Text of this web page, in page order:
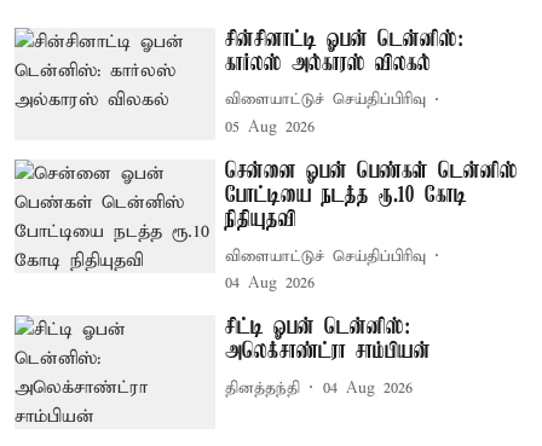
சின்சினாட்டி ஓபன் டென்னிஸ்:
கார்லஸ் அல்காரஸ் விலகல்
விளையாட்டுச் செய்திப்பிரிவு
05 Aug 2026
சென்னை ஓபன் பெண்கள் டென்னிஸ்
போட்டியை நடத்த ரூ.10 கோடி
நிதியுதவி
விளையாட்டுச் செய்திப்பிரிவு
04 Aug 2026
சிட்டி ஓபன் டென்னிஸ்:
அலெக்சாண்ட்ரா சாம்பியன்
தினத்தந்தி 04 Aug 2026